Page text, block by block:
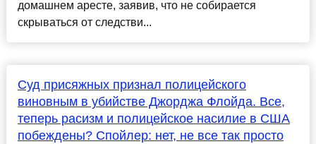
домашнем аресте, заявив, что не собирается
скрываться от следстви...
Суд присяжных признал полицейского
виновным в убийстве Джорджа Флойда. Все,
теперь расизм и полицейское насилие в США
побеждены? Спойлер: нет, не все так просто